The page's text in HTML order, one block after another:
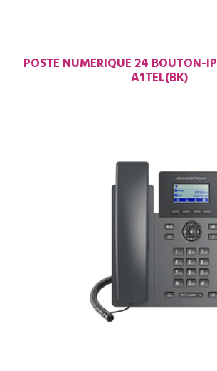
POSTE NUMERIQUE 24 BOUTON-
A1TEL(BK)